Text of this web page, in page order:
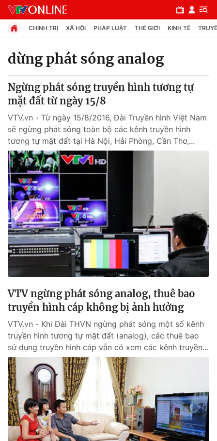
Chuyên mục
Chính trị
Xã hội
Pháp luật
Y tế
Thế giới
Tin tức
Thế giới đó đây
Câu chuyện quốc tế
Kinh tế
Tài chính
Thị trường
Góc doanh nghiệp
Dữ liệu và đời sống
Truyền hình
Phim VTV
Hậu trường
Nhân vật
Khán giả
Giải sao mai
Giải trí
Điện ảnh
Âm nhạc
Sao
Đời sống
Du lịch
Làm đẹp
Chất lượng cuộc sống
Giáo dục
Tuyển sinh
Học trực tuyến
Công nghệ
Hitech Công nghệ tương lai
Giao lưu trực tuyến
CHÍNH TRỊ XÃ HỘI PHÁP LUẬT THẾ GIỚI KINH TẾ
dừng phát sóng analog
Ngừng phát sóng truyền hình tương tự
mặt đất từ ngày 15/8
VTV.vn - Từ ngày 15/8/2016, Đài Truyền hình Việt Nam
sẽ ngừng phát sóng toàn bộ các kênh truyền hình
tương tự mặt đất tại Hà Nội, Hải Phòng, Cần Thơ,...
VTV ngừng phát sóng analog, thuê bao
truyền hình cáp không bị ảnh hưởng
VTV.vn - Khi Đài THVN ngừng phát sóng một số kênh
truyền hình tương tự mặt đất (analog), các thuê bao
sử dụng truyền hình cáp vẫn có xem các kênh truyền...